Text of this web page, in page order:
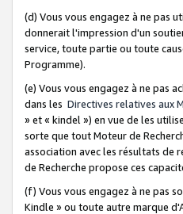
(d) Vous vous engagez à ne pas
donnerait l'impression d'un
service, toute partie ou toute
Programme).
(e) Vous vous engagez à ne pas
dans les Directives relatives aux
» et « kindel ») en vue de les
sorte que tout Moteur de
association avec les résultats de
de Recherche propose ces
(f) Vous vous engagez à ne pas
Kindle » ou toute autre marque